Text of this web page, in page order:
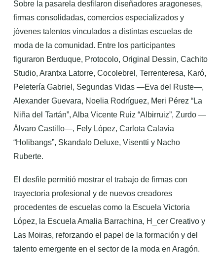
Sobre la pasarela desfilaron diseñadores aragoneses,
firmas consolidadas, comercios especializados y
jóvenes talentos vinculados a distintas escuelas de
moda de la comunidad. Entre los participantes
figuraron Berduque, Protocolo, Original Dessin, Cachito
Studio, Arantxa Latorre, Cocolebrel, Terrenteresa, Karó,
Peletería Gabriel, Segundas Vidas —Eva del Ruste—,
Alexander Guevara, Noelia Rodríguez, Meri Pérez “La
Niña del Tartán”, Alba Vicente Ruiz “Albirruiz”, Zurdo —
Álvaro Castillo—, Fely López, Carlota Calavia
“Holibangs”, Skandalo Deluxe, Visentti y Nacho
Ruberte.
El desfile permitió mostrar el trabajo de firmas con
trayectoria profesional y de nuevos creadores
procedentes de escuelas como la Escuela Victoria
López, la Escuela Amalia Barrachina, H_cer Creativo y
Las Moiras, reforzando el papel de la formación y del
talento emergente en el sector de la moda en Aragón.